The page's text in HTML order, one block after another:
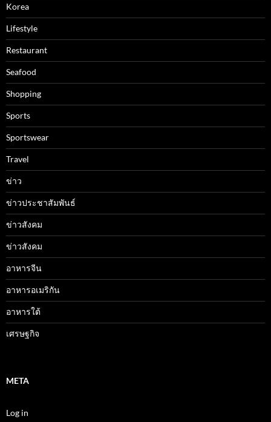
Korea
Lifestyle
Restaurant
Seafood
Shopping
Sports
Sportswear
Travel
ข่าว
ข่าวประชาสัมพันธ์
ข่าวสังคม
ข่าวสังคม
อาหารจีน
อาหารอเมริกัน
อาหารใต้
เศรษฐกิจ
META
Log in